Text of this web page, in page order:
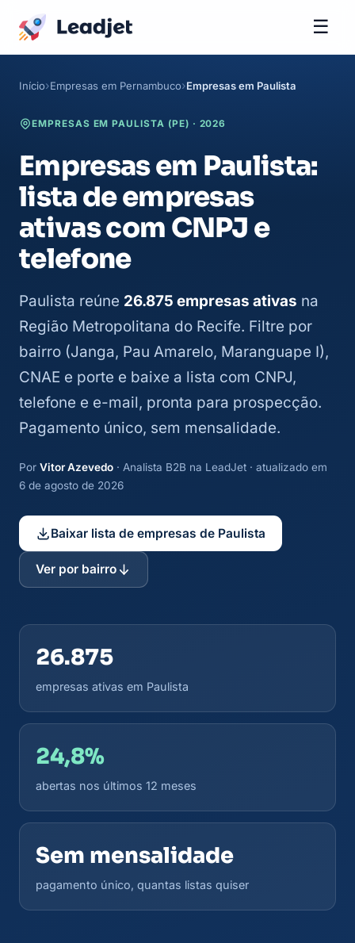
☰
Início Empresas em Pernambuco Empresas em Paulista
EMPRESAS EM PAULISTA (PE) · 2026
Empresas em Paulista:
lista de empresas
ativas com CNPJ e
telefone
Paulista reúne 26.875 empresas ativas na
Região Metropolitana do Recife. Filtre por
bairro (Janga, Pau Amarelo, Maranguape I),
CNAE e porte e baixe a lista com CNPJ,
telefone e e-mail, pronta para prospecção.
Pagamento único, sem mensalidade.
Por Vitor Azevedo · Analista B2B na LeadJet · atualizado em
6 de agosto de 2026
Baixar lista de empresas de Paulista
Ver por bairro
26.875
empresas ativas em Paulista
24,8%
abertas nos últimos 12 meses
Sem mensalidade
pagamento único, quantas listas quiser